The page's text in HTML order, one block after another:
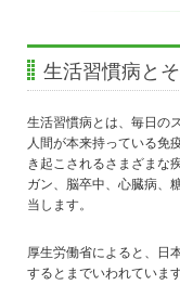
生活習慣病と
生活習慣病とは、毎日の
人間が本来持っている免
き起こされるさまざまな
ガン、脳卒中、心臓病、
当します。
厚生労働省によると、日
するとまでいわれていま